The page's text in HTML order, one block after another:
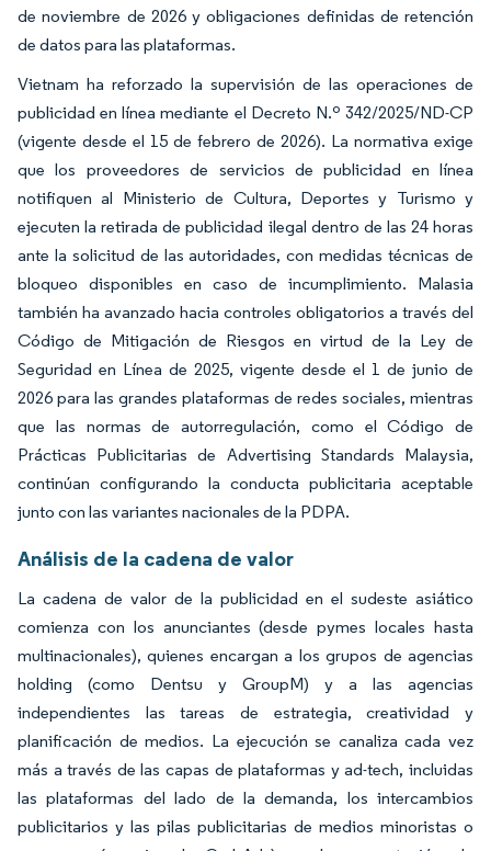
de noviembre de 2026 y obligaciones definidas de retención
de datos para las plataformas.
Vietnam ha reforzado la supervisión de las operaciones de
publicidad en línea mediante el Decreto N.º 342/2025/ND-CP
(vigente desde el 15 de febrero de 2026). La normativa exige
que los proveedores de servicios de publicidad en línea
notifiquen al Ministerio de Cultura, Deportes y Turismo y
ejecuten la retirada de publicidad ilegal dentro de las 24 horas
ante la solicitud de las autoridades, con medidas técnicas de
bloqueo disponibles en caso de incumplimiento. Malasia
también ha avanzado hacia controles obligatorios a través del
Código de Mitigación de Riesgos en virtud de la Ley de
Seguridad en Línea de 2025, vigente desde el 1 de junio de
2026 para las grandes plataformas de redes sociales, mientras
que las normas de autorregulación, como el Código de
Prácticas Publicitarias de Advertising Standards Malaysia,
continúan configurando la conducta publicitaria aceptable
junto con las variantes nacionales de la PDPA.
Análisis de la cadena de valor
La cadena de valor de la publicidad en el sudeste asiático
comienza con los anunciantes (desde pymes locales hasta
multinacionales), quienes encargan a los grupos de agencias
holding (como Dentsu y GroupM) y a las agencias
independientes las tareas de estrategia, creatividad y
planificación de medios. La ejecución se canaliza cada vez
más a través de las capas de plataformas y ad-tech, incluidas
las plataformas del lado de la demanda, los intercambios
publicitarios y las pilas publicitarias de medios minoristas o